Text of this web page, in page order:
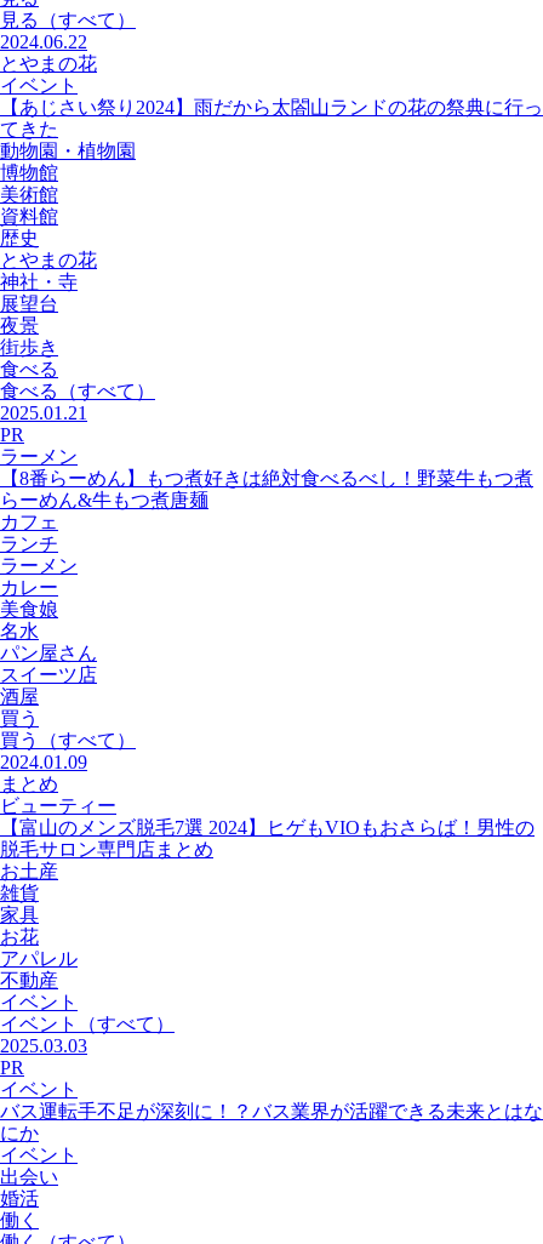
見る
（すべて）
2024.06.22
とやまの花
イベント
【あじさい祭り2024】雨だから太閤山ランドの花の祭典に行っ
てきた
動物園・植物園
博物館
美術館
資料館
歴史
とやまの花
神社・寺
展望台
夜景
街歩き
食べる
食べる
（すべて）
2025.01.21
PR
ラーメン
【8番らーめん】もつ煮好きは絶対食べるべし！野菜牛もつ煮
らーめん&牛もつ煮唐麺
カフェ
ランチ
ラーメン
カレー
美食娘
名水
パン屋さん
スイーツ店
酒屋
買う
買う
（すべて）
2024.01.09
まとめ
ビューティー
【富山のメンズ脱毛7選 2024】ヒゲもVIOもおさらば！男性の
脱毛サロン専門店まとめ
お土産
雑貨
家具
お花
アパレル
不動産
イベント
イベント
（すべて）
2025.03.03
PR
イベント
バス運転手不足が深刻に！？バス業界が活躍できる未来とはな
にか
イベント
出会い
婚活
働く